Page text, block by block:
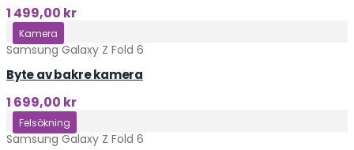
1 499,00 kr
Klicka här
Kamera
Samsung Galaxy Z Fold 6
Byte av bakre kamera
1 699,00 kr
Klicka här
Felsökning
Samsung Galaxy Z Fold 6